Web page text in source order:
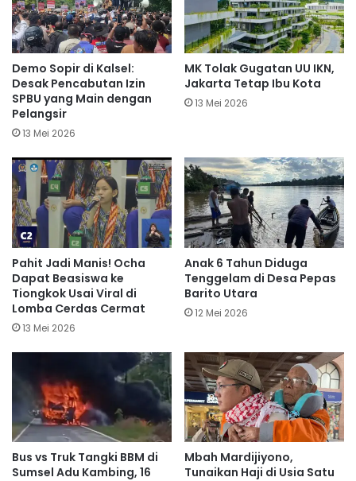
Demo Sopir di Kalsel:
Desak Pencabutan Izin
SPBU yang Main dengan
Pelangsir
13 Mei 2026
MK Tolak Gugatan UU IKN,
Jakarta Tetap Ibu Kota
13 Mei 2026
Pahit Jadi Manis! Ocha
Dapat Beasiswa ke
Tiongkok Usai Viral di
Lomba Cerdas Cermat
13 Mei 2026
Anak 6 Tahun Diduga
Tenggelam di Desa Pepas
Barito Utara
12 Mei 2026
Bus vs Truk Tangki BBM di
Sumsel Adu Kambing, 16
Mbah Mardijiyono,
Tunaikan Haji di Usia Satu